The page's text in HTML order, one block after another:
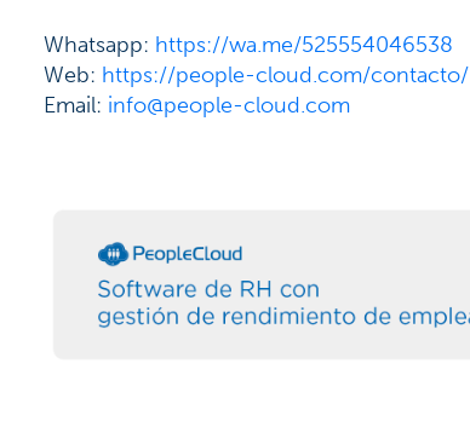
Whatsapp: https://wa.me/525554046538
Web: https://people-cloud.com/contacto/
Email: info@people-cloud.com